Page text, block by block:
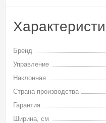
Бренд
Управление
Наклонная
Страна производства
Гарантия
Ширина, см